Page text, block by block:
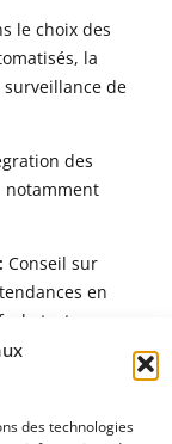
des technologies
le choix des
la
de
des
notamment
Conseil sur
en
le test